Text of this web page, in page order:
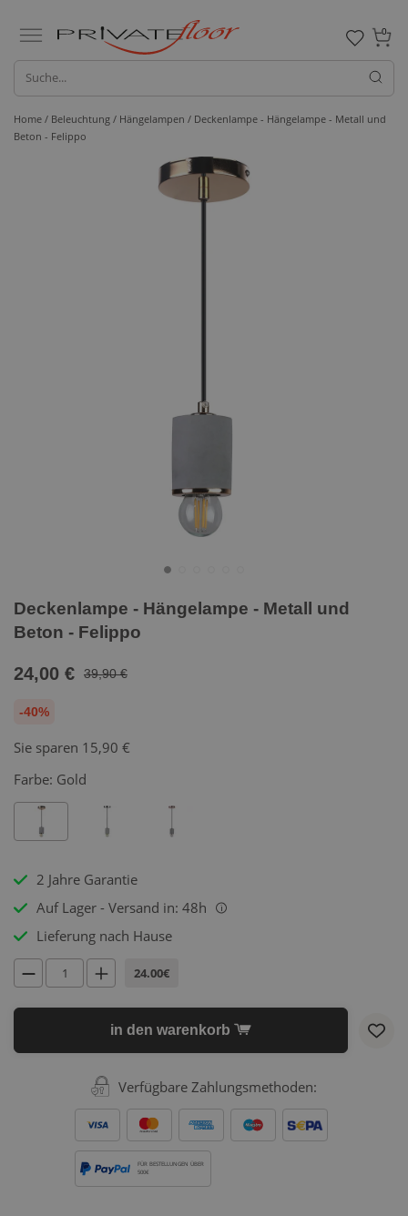
0
Home / Beleuchtung / Hängelampen / Deckenlampe - Hängelampe - Metall und
Beton - Felippo
Deckenlampe - Hängelampe - Metall und
Beton - Felippo
24,00 € 39,90 €
-40%
Sie sparen 15,90 €
Farbe: Gold
2 Jahre Garantie
Auf Lager - Versand in: 48h
i
Lieferung nach Hause
24.00€
in den warenkorb
Verfügbare Zahlungsmethoden:
FÜR BESTELLUNGEN ÜBER
500€